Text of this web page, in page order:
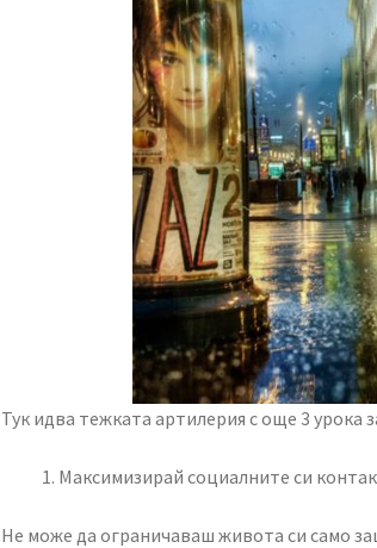
Тук идва тежката артилерия с още 3 урока
Максимизирай социалните си
Не може да ограничаваш живота си само